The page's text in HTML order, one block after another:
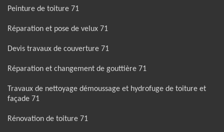
Peinture de toiture 71
Réparation et pose de velux 71
Devis travaux de couverture 71
Réparation et changement de gouttière 71
Travaux de nettoyage démoussage et hydrofuge de toiture et
façade 71
Rénovation de toiture 71